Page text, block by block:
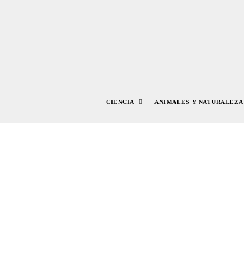
CIENCIA ANIMALES Y NATURALEZA